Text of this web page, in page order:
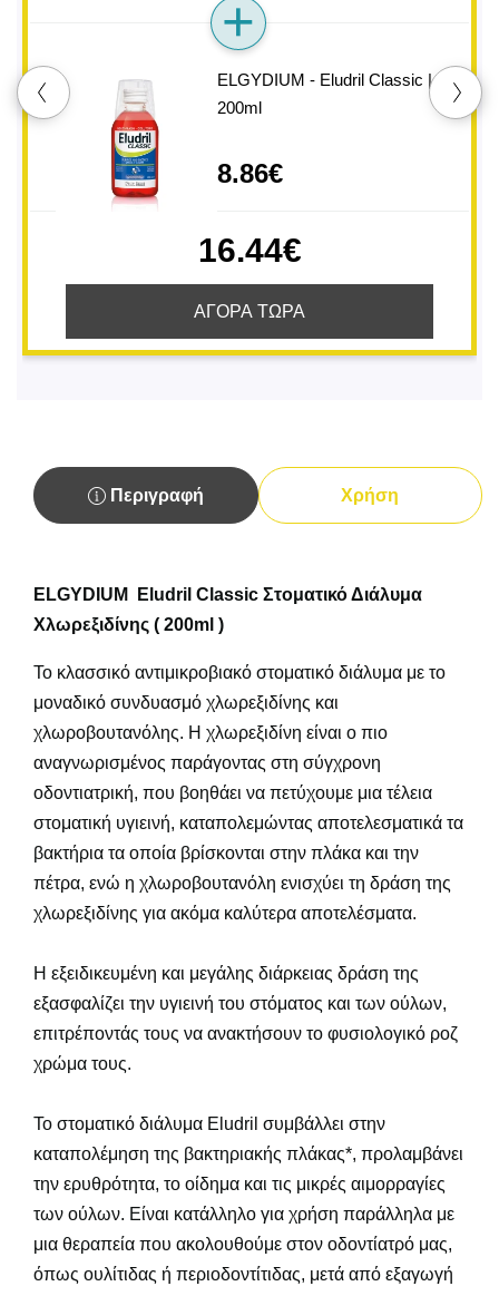
ELGYDIUM - Eludril Classic |
200ml
8.86€
16.44€
ΑΓΟΡΑ ΤΩΡΑ
Περιγραφή Χρήση
ELGYDIUM Eludril Classic Στοματικό Διάλυμα
Xλωρεξιδίνης ( 200ml )
Το κλασσικό αντιμικροβιακό στοματικό διάλυμα με το
μοναδικό συνδυασμό χλωρεξιδίνης και
χλωροβουτανόλης. Η χλωρεξιδίνη είναι ο πιο
αναγνωρισμένος παράγοντας στη σύγχρονη
οδοντιατρική, που βοηθάει να πετύχουμε μια τέλεια
στοματική υγιεινή, καταπολεμώντας αποτελεσματικά τα
βακτήρια τα οποία βρίσκονται στην πλάκα και την
πέτρα, ενώ η χλωροβουτανόλη ενισχύει τη δράση της
χλωρεξιδίνης για ακόμα καλύτερα αποτελέσματα.
Η εξειδικευμένη και μεγάλης διάρκειας δράση της
εξασφαλίζει την υγιεινή του στόματος και των ούλων,
επιτρέποντάς τους να ανακτήσουν το φυσιολογικό ροζ
χρώμα τους.
Το στοματικό διάλυμα Eludril συμβάλλει στην
καταπολέμηση της βακτηριακής πλάκας*, προλαμβάνει
την ερυθρότητα, το οίδημα και τις μικρές αιμορραγίες
των ούλων. Είναι κατάλληλο για χρήση παράλληλα με
μια θεραπεία που ακολουθούμε στον οδοντίατρό μας,
όπως ουλίτιδας ή περιοδοντίτιδας, μετά από εξαγωγή